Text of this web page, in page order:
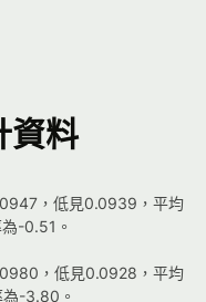
資料
，低見0.0939，平均
-0.51。
，低見0.0928，平均
-3.80。